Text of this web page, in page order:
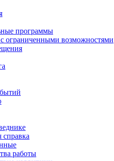
программы
ограниченными возможностями
справка
работы